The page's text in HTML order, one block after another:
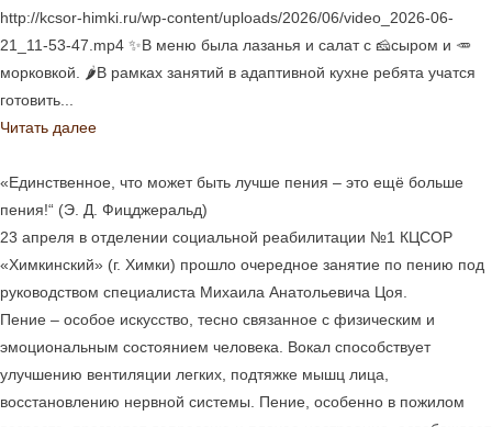
http://kcsor-himki.ru/wp-content/uploads/2026/06/video_2026-06-
21_11-53-47.mp4 ✨В меню была лазанья и салат с 🧀сыром и 🥕
морковкой. 🌶В рамках занятий в адаптивной кухне ребята учатся
готовить...
Читать далее
«Единственное, что может быть лучше пения – это ещё больше
пения!“ (Э. Д. Фицджеральд)
23 апреля в отделении социальной реабилитации №1 КЦСОР
«Химкинский» (г. Химки) прошло очередное занятие по пению под
руководством специалиста Михаила Анатольевича Цоя.
Пение – особое искусство, тесно связанное с физическим и
эмоциональным состоянием человека. Вокал способствует
улучшению вентиляции легких, подтяжке мышц лица,
восстановлению нервной системы . Пение, особенно в пожилом